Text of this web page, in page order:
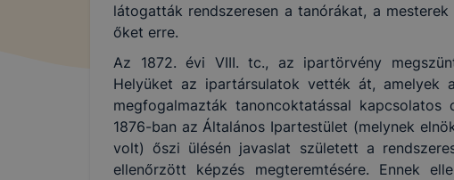
látogatták rendszeresen a tanórákat, a
őket erre.
Az 1872. évi VIII. tc., az ipartörvény
Helyüket az ipartársulatok vették át, amelyek
megfogalmazták tanoncoktatással kapcsolatos
1876-ban az Általános Ipartestület (melynek
volt) őszi ülésén javaslat született a
ellenőrzött képzés megteremtésére. Ennek